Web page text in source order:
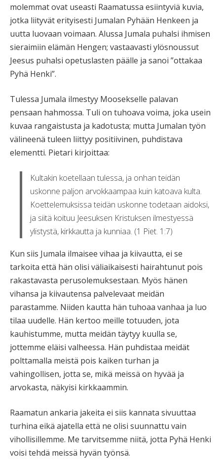
molemmat ovat useasti Raamatussa esiintyviä kuvia,
jotka liityvät erityisesti Jumalan Pyhään Henkeen ja
uutta luovaan voimaan. Alussa Jumala puhalsi ihmisen
sieraimiin elämän Hengen; vastaavasti ylösnoussut
Jeesus puhalsi opetuslasten päälle ja sanoi ”ottakaa
Pyhä Henki”.
Tulessa Jumala ilmestyy Moosekselle palavan
pensaan hahmossa. Tuli on tuhoava voima, joka usein
kuvaa rangaistusta ja kadotusta; mutta Jumalan työn
välineenä tuleen liittyy positiivinen, puhdistava
elementti. Pietari kirjoittaa:
Kultakin koetellaan tulessa, ja onhan teidän
uskonne paljon arvokkaampaa kuin katoava kulta.
Koettelemuksissa teidän uskonne todetaan aidoksi,
ja siitä koituu Jeesuksen Kristuksen ilmestyessä
ylistystä, kirkkautta ja kunniaa. (1 Piet. 1:7)
Kun siis Jumala ilmaisee vihaa ja kiivautta, ei se
tarkoita että hän olisi väliaikaisesti hairahtunut pois
rakastavasta perusolemuksestaan. Myös hänen
vihansa ja kiivautensa palvelevaat meidän
parastamme. Niiden kautta hän tuhoaa vanhaa ja luo
tilaa uudelle. Hän kertoo meille totuuden, jota
kauhistumme, mutta meidän täytyy kuulla se,
jottemme eläisi valheessa. Hän puhdistaa meidät
polttamalla meistä pois kaiken turhan ja
vahingollisen, jotta se, mikä meissä on hyvää ja
arvokasta, näkyisi kirkkaammin.
Raamatun ankaria jakeita ei siis kannata sivuuttaa
turhina eikä ajatella että ne olisi suunnattu vain
vihollisillemme. Me tarvitsemme niitä, jotta Pyhä Henki
voisi tehdä meissä hyvän työnsä.